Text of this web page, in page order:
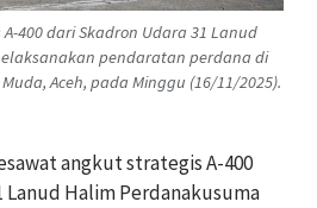
400 dari Skadron Udara 31 Lanud
pendaratan perdana di
Aceh, pada Minggu (16/11/2025).
angkut strategis A-400
Lanud Halim Perdanakusuma